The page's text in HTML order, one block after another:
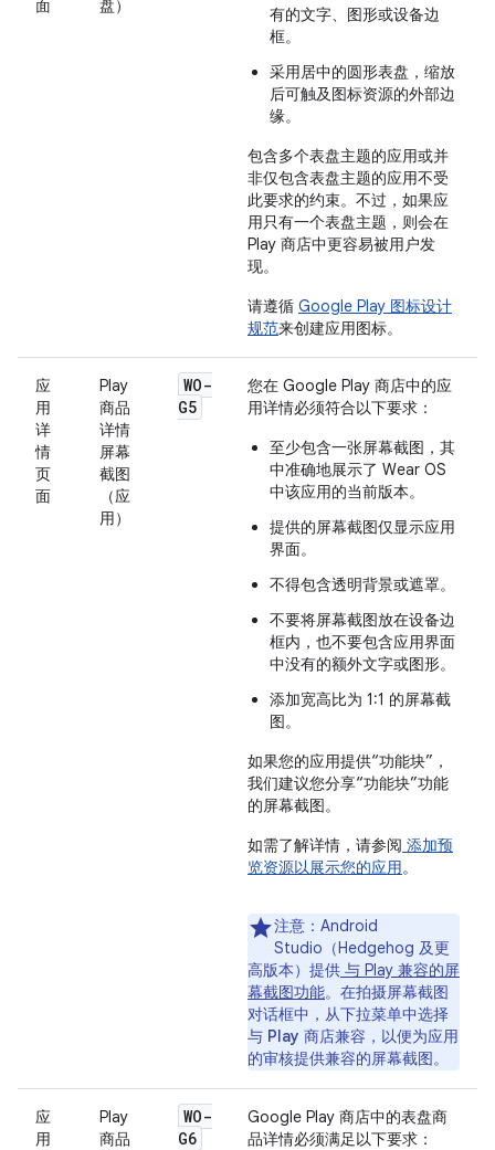
面 盘）
有的文字、图形或设备边
框。
采用居中的圆形表盘，缩放
后可触及图标资源的外部边
缘。
包含多个表盘主题的应用或并
非仅包含表盘主题的应用不受
此要求的约束。不过，如果应
用只有一个表盘主题，则会在
Play 商店中更容易被用户发
现。
请遵循 Google Play 图标设计
规范来创建应用图标。
应
用
详
情
页
面
Play
商品
详情
屏幕
截图
（应
用）
WO-
G5
您在 Google Play 商店中的应
用详情必须符合以下要求：
至少包含一张屏幕截图，其
中准确地展示了 Wear OS
中该应用的当前版本。
提供的屏幕截图仅显示应用
界面。
不得包含透明背景或遮罩。
不要将屏幕截图放在设备边
框内，也不要包含应用界面
中没有的额外文字或图形。
添加宽高比为 1:1 的屏幕截
图。
如果您的应用提供“功能块”，
我们建议您分享“功能块”功能
的屏幕截图。
如需了解详情，请参阅 添加预
览资源以展示您的应用。
注意 ：Android
Studio（Hedgehog 及更
高版本）提供 与 Play 兼容的屏
幕截图功能。在拍摄屏幕截图
对话框中，从下拉菜单中选择
与 Play 商店兼容 ，以便为应用
的审核提供兼容的屏幕截图。
应
用
Play
商品
WO-
G6
Google Play 商店中的表盘商
品详情必须满足以下要求：